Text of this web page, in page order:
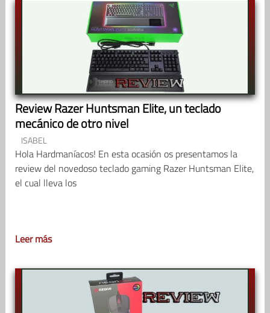
Review Razer Huntsman Elite, un teclado
mecánico de otro nivel
ISABEL
Hola Hardmaníacos! En esta ocasión os presentamos la
review del novedoso teclado gaming Razer Huntsman Elite,
el cual lleva los
Leer más